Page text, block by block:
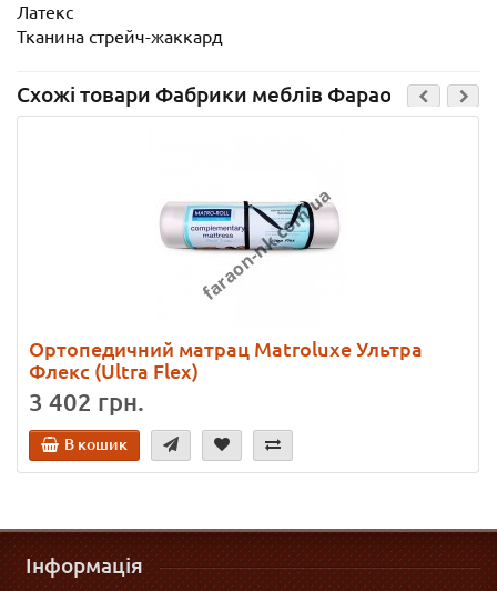
Латекс
Тканина стрейч-жаккард
Схожі товари Фабрики меблів Фараон
Ортопедичний матрац Matroluxe Ультра
Флекс (Ultra Flex)
3 402 грн.
В кошик
Інформація